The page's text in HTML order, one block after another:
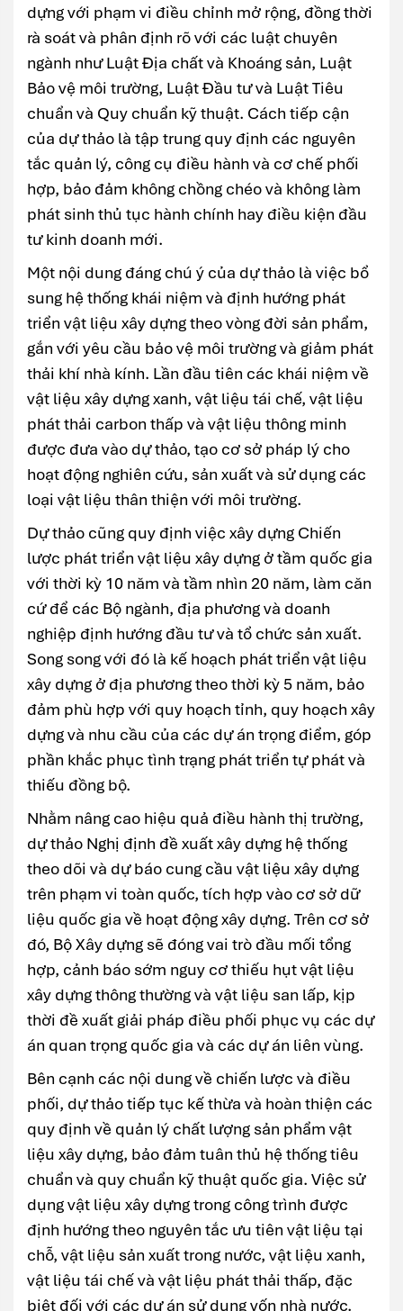
dựng với phạm vi điều chỉnh mở rộng, đồng thời
rà soát và phân định rõ với các luật chuyên
ngành như Luật Địa chất và Khoáng sản, Luật
Bảo vệ môi trường, Luật Đầu tư và Luật Tiêu
chuẩn và Quy chuẩn kỹ thuật. Cách tiếp cận
của dự thảo là tập trung quy định các nguyên
tắc quản lý, công cụ điều hành và cơ chế phối
hợp, bảo đảm không chồng chéo và không làm
phát sinh thủ tục hành chính hay điều kiện đầu
tư kinh doanh mới.
Một nội dung đáng chú ý của dự thảo là việc bổ
sung hệ thống khái niệm và định hướng phát
triển vật liệu xây dựng theo vòng đời sản phẩm,
gắn với yêu cầu bảo vệ môi trường và giảm phát
thải khí nhà kính. Lần đầu tiên các khái niệm về
vật liệu xây dựng xanh, vật liệu tái chế, vật liệu
phát thải carbon thấp và vật liệu thông minh
được đưa vào dự thảo, tạo cơ sở pháp lý cho
hoạt động nghiên cứu, sản xuất và sử dụng các
loại vật liệu thân thiện với môi trường.
Dự thảo cũng quy định việc xây dựng Chiến
lược phát triển vật liệu xây dựng ở tầm quốc gia
với thời kỳ 10 năm và tầm nhìn 20 năm, làm căn
cứ để các Bộ ngành, địa phương và doanh
nghiệp định hướng đầu tư và tổ chức sản xuất.
Song song với đó là kế hoạch phát triển vật liệu
xây dựng ở địa phương theo thời kỳ 5 năm, bảo
đảm phù hợp với quy hoạch tỉnh, quy hoạch xây
dựng và nhu cầu của các dự án trọng điểm, góp
phần khắc phục tình trạng phát triển tự phát và
thiếu đồng bộ.
Nhằm nâng cao hiệu quả điều hành thị trường,
dự thảo Nghị định đề xuất xây dựng hệ thống
theo dõi và dự báo cung cầu vật liệu xây dựng
trên phạm vi toàn quốc, tích hợp vào cơ sở dữ
liệu quốc gia về hoạt động xây dựng. Trên cơ sở
đó, Bộ Xây dựng sẽ đóng vai trò đầu mối tổng
hợp, cảnh báo sớm nguy cơ thiếu hụt vật liệu
xây dựng thông thường và vật liệu san lấp, kịp
thời đề xuất giải pháp điều phối phục vụ các dự
án quan trọng quốc gia và các dự án liên vùng.
Bên cạnh các nội dung về chiến lược và điều
phối, dự thảo tiếp tục kế thừa và hoàn thiện các
quy định về quản lý chất lượng sản phẩm vật
liệu xây dựng, bảo đảm tuân thủ hệ thống tiêu
chuẩn và quy chuẩn kỹ thuật quốc gia. Việc sử
dụng vật liệu xây dựng trong công trình được
định hướng theo nguyên tắc ưu tiên vật liệu tại
chỗ, vật liệu sản xuất trong nước, vật liệu xanh,
vật liệu tái chế và vật liệu phát thải thấp, đặc
biệt đối với các dự án sử dụng vốn nhà nước.